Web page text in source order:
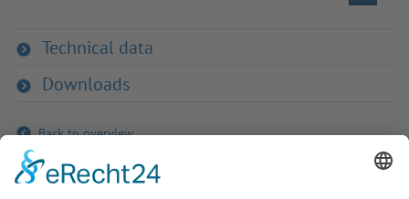
Technical data
Downloads
Back to overview